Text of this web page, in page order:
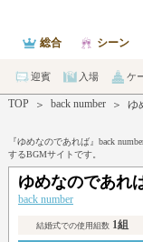
総合 シーン
迎賓 入場 ケ
TOP ＞ back number ＞ ゆ
『ゆめなのであれば』back
するBGMサイトです。
ゆめなのであれ
back number
結婚式での使用組数1組